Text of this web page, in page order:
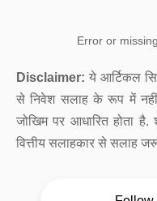
Error or
Disclaimer: ये आर्टिकल
से निवेश सलाह के रूप में नहीं
जोखिम पर आधारित होता
वित्तीय सलाहकार से सलाह